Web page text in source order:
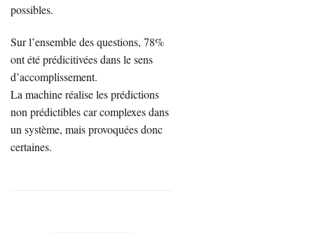
possibles.
Sur l’ensemble des questions, 78%
ont été prédicitivées dans le sens
d’accomplissement.
La machine réalise les prédictions
non prédictibles car complexes dans
un système, mais provoquées donc
certaines.